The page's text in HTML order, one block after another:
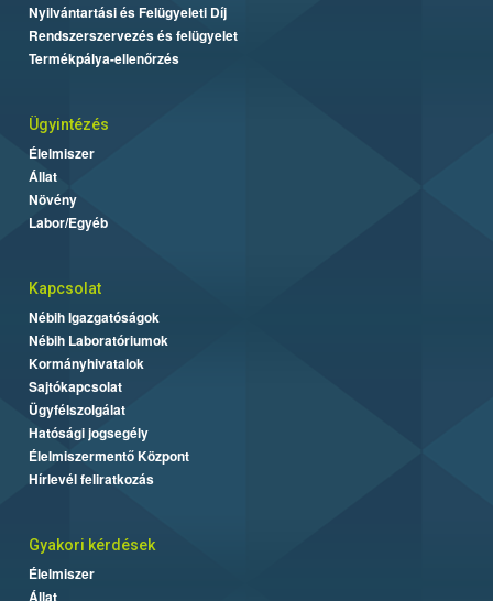
Nyilvántartási és Felügyeleti Díj
Rendszerszervezés és felügyelet
Termékpálya-ellenőrzés
Ügyintézés
Élelmiszer
Állat
Növény
Labor/Egyéb
Kapcsolat
Nébih Igazgatóságok
Nébih Laboratóriumok
Kormányhivatalok
Sajtókapcsolat
Ügyfélszolgálat
Hatósági jogsegély
Élelmiszermentő Központ
Hírlevél feliratkozás
Gyakori kérdések
Élelmiszer
Állat